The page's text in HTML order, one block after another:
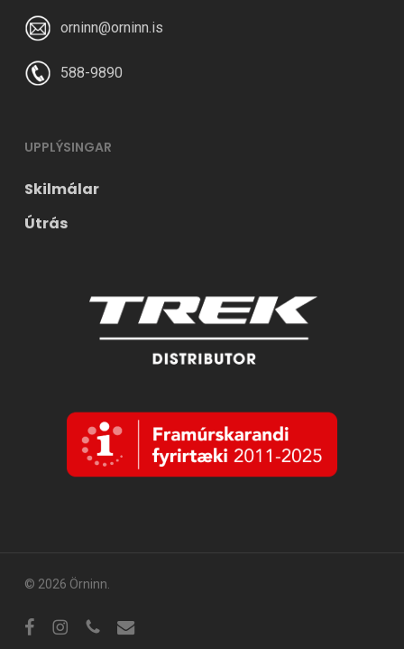
orninn@orninn.is
588-9890
UPPLÝSINGAR
Skilmálar
Útrás
© 2026 Örninn.
FacebookInstagram
sími tölvupóstur